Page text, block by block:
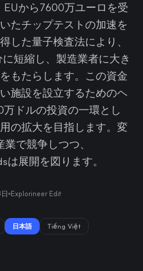
EUから7600万ユーロを受
たチップテストの加速を
した量子検査法により、
短縮し、製造業者に大き
もたらします。この資金
施設を設立するためのヘ
ドルの投資の一環とし
の拡大を目指します。変
で競争しつつ、
は展開を図ります。
Explorineer Edit
日本語 Tiếng Việt